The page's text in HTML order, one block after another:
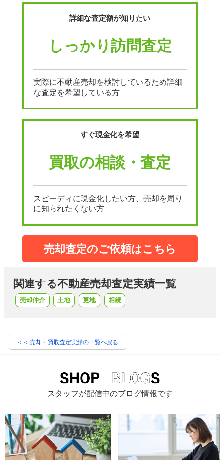
詳細な査定額が知りたい
しっかり訪問査定
実際に不動産売却を検討しているため詳細
な査定を希望している方
すぐ現金化を希望
買取の相談・査定
スピーディに現金化したい方、売却を周り
に知られたくない方
売却査定のご依頼はこちら
関連する不動産売却査定実績一覧
売却仲介 土地 更地 相続
＜＜ 売却・買取査定実績の一覧へ戻る
スタッフが配信中のブログ情報です